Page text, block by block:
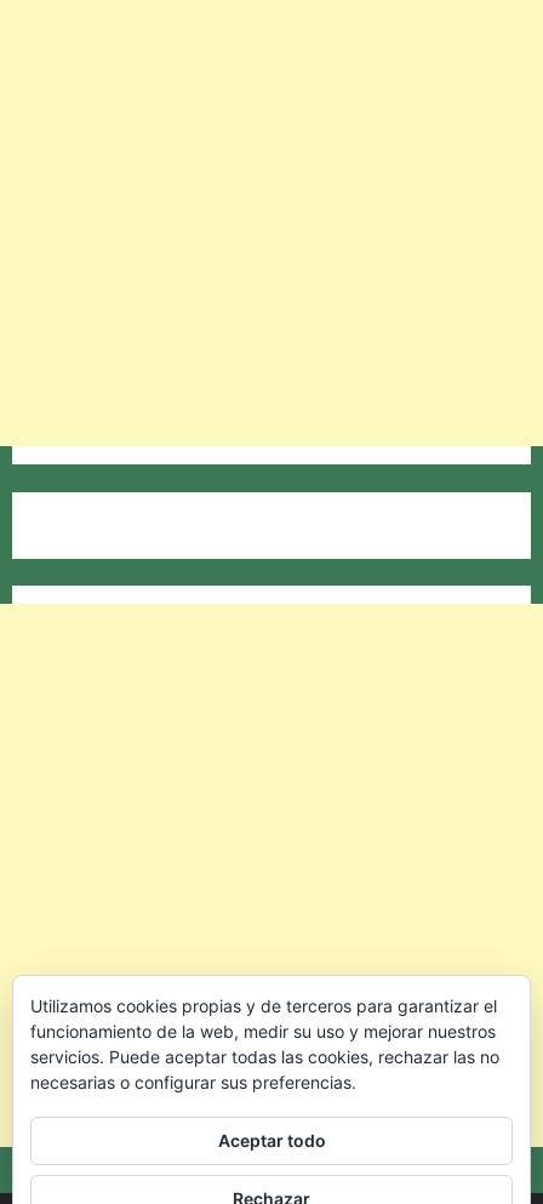
Utilizamos cookies propias y de terceros para garantizar el
funcionamiento de la web, medir su uso y mejorar nuestros
servicios. Puede aceptar todas las cookies, rechazar las no
necesarias o configurar sus preferencias.
Aceptar todo
Rechazar